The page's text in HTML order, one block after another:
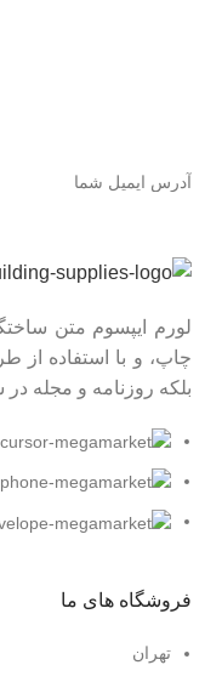
لورم ایپسوم متن
چاپ، و با استفاده از
بلکه روزنامه و مجله
فروشگاه های ما
تهران